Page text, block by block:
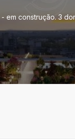
- em construção. 3